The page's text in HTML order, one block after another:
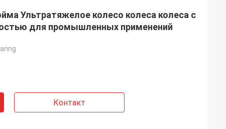
Ультратяжелое колесо колеса колеса с
для промышленных применений
Контакт